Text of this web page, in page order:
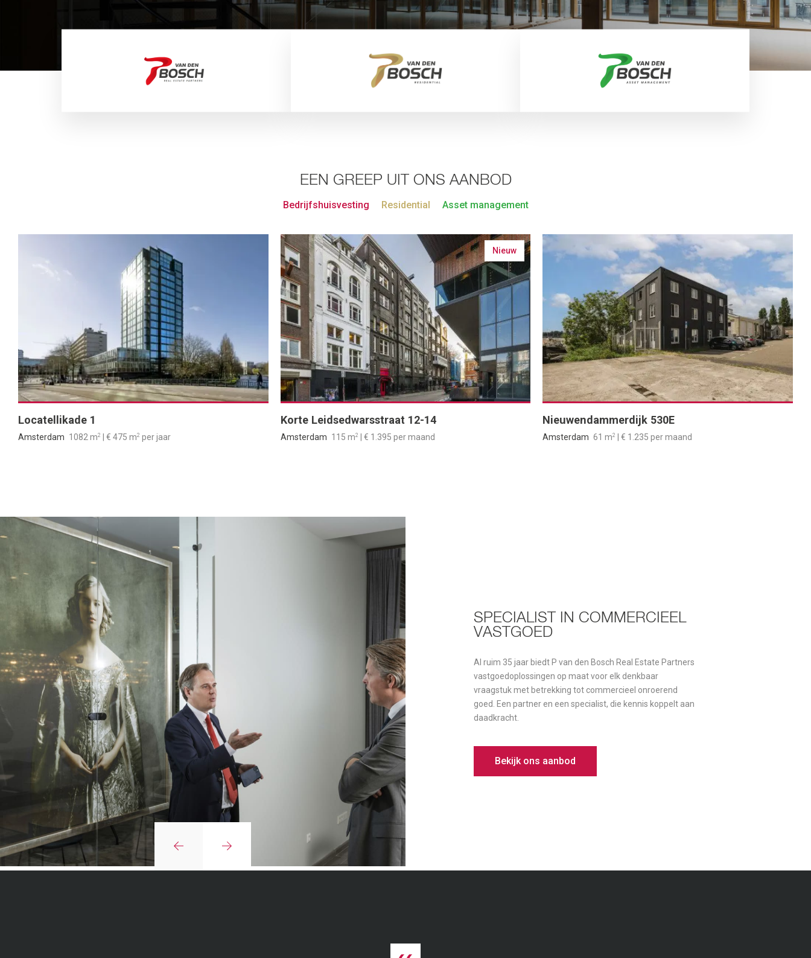
EEN GREEP UIT ONS AANBOD
Bedrijfshuisvesting Residential Asset management
Locatellikade 1
Amsterdam 1082 m2 | € 475 m2 per jaar
Nieuw
Korte Leidsedwarsstraat 12-14
Amsterdam 115 m2 | € 1.395 per maand
Nieuwendammerdijk 530E
Amsterdam 61 m2 | € 1.235 per maand
SPECIALIST IN COMMERCIEEL
VASTGOED
Al ruim 35 jaar biedt P van den Bosch Real Estate Partners
vastgoedoplossingen op maat voor elk denkbaar
vraagstuk met betrekking tot commercieel onroerend
goed. Een partner en een specialist, die kennis koppelt aan
daadkracht.
Bekijk ons aanbod